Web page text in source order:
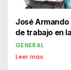
José
de trabajo en
GENERAL
Leer mas